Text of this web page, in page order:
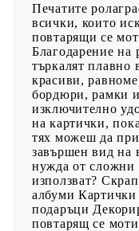
Печатите
всички, които
повтарящи се
Благодарение на
търкалят плавно
красиви,
бордюри, рамки
изключително
на картички,
тях можеш да
завършен вид на
нужда от сложни
използват?
албуми
подаръци
повтарящ се